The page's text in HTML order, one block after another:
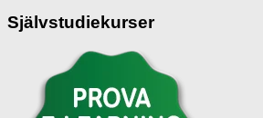
Självstudiekurser